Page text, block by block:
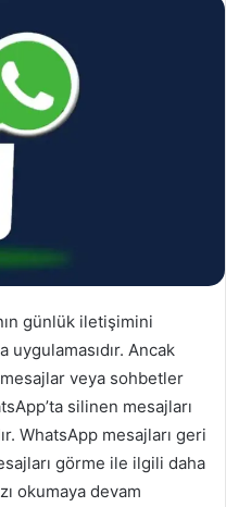
günlük iletişimini
uygulamasıdır. Ancak
veya sohbetler
silinen mesajları
WhatsApp mesajları geri
görme ile ilgili daha
okumaya devam